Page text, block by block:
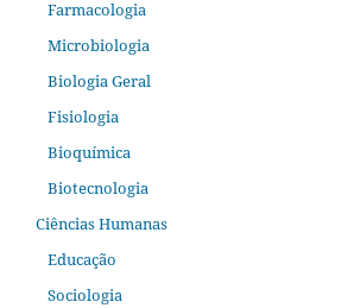
Farmacologia
Microbiologia
Biologia Geral
Fisiologia
Bioquímica
Biotecnologia
Ciências Humanas
Educação
Sociologia